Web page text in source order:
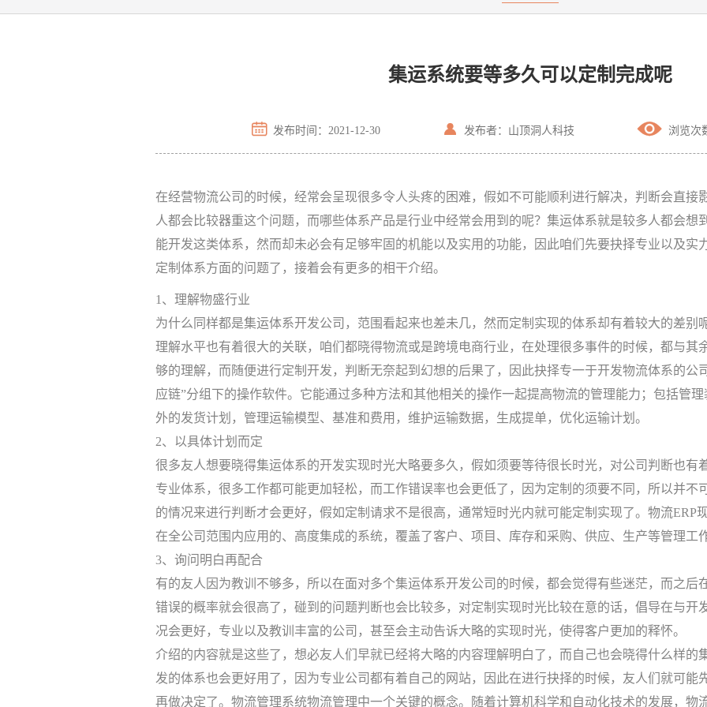
集运系统要等多久可以定制完成呢
 发布时间：2021-12-30  发布者：山顶洞人科技  浏览次
在经营物流公司的时候，经常会呈现很多令人头疼的困难，假如不可能顺利进行解决，判断会直接
人都会比较器重这个问题，而哪些体系产品是行业中经常会用到的呢？集运体系就是较多人都会想
能开发这类体系，然而却未必会有足够牢固的机能以及实用的功能，因此咱们先要抉择专业以及实
定制体系方面的问题了，接着会有更多的相干介绍。
1、理解物盛行业
为什么同样都是集运体系开发公司，范围看起来也差未几，然而定制实现的体系却有着较大的差别
理解水平也有着很大的关联，咱们都晓得物流或是跨境电商行业，在处理很多事件的时候，都与其
够的理解，而随便进行定制开发，判断无奈起到幻想的后果了，因此抉择专一于开发物流体系的公
应链”分组下的操作软件。它能通过多种方法和其他相关的操作一起提高物流的管理能力；包括管
外的发货计划，管理运输模型、基准和费用，维护运输数据，生成提单，优化运输计划。
2、以具体计划而定
很多友人想要晓得集运体系的开发实现时光大略要多久，假如须要等待很长时光，对公司判断也有
专业体系，很多工作都可能更加轻松，而工作错误率也会更低了，因为定制的须要不同，所以并不
的情况来进行判断才会更好，假如定制请求不是很高，通常短时光内就可能定制实现了。物流ERP
在全公司范围内应用的、高度集成的系统，覆盖了客户、项目、库存和采购、供应、生产等管理工
3、询问明白再配合
有的友人因为教训不够多，所以在面对多个集运体系开发公司的时候，都会觉得有些迷茫，而之后
错误的概率就会很高了，碰到的问题判断也会比较多，对定制实现时光比较在意的话，倡导在与开
况会更好，专业以及教训丰富的公司，甚至会主动告诉大略的实现时光，使得客户更加的释怀。
介绍的内容就是这些了，想必友人们早就已经将大略的内容理解明白了，而自己也会晓得什么样的
发的体系也会更好用了，因为专业公司都有着自己的网站，因此在进行抉择的时候，友人们就可能
再做决定了。物流管理系统物流管理中一个关键的概念。随着计算机科学和自动化技术的发展，物